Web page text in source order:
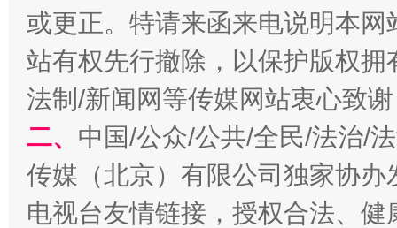
揭开“小金库”的免责幌子
或更正。特请来函来电说明本
站有权先行撤除，以保护版权
法制/新闻网等传媒网站衷心致
二、 中国/公众/公共/全民/法治/
传媒（北京）有限公司独家协
电视台友情链接，授权合法、